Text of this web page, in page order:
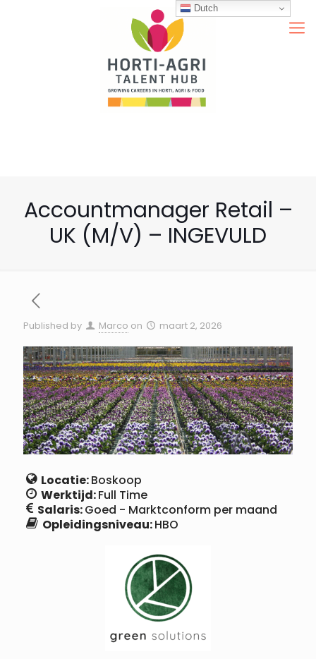
Accountmanager Retail –
UK (M/V) – INGEVULD
Published by Marco on maart 2, 2026
Locatie:Boskoop
Werktijd:Full Time
Salaris:Goed - Marktconform
Opleidingsniveau:HBO
Dutch